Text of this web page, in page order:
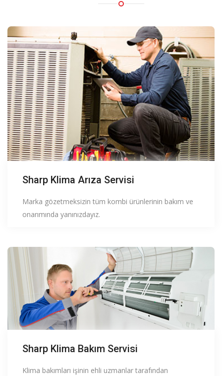
Sharp Klima Arıza Servisi
Marka gözetmeksizin tüm kombi ürünlerinin bakım ve
onarımında yanınızdayız.
Sharp Klima Bakım Servisi
Klima bakımları işinin ehli uzmanlar tarafından